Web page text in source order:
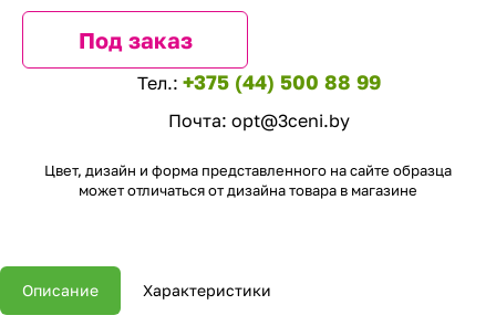
Под заказ
Тел.: +375 (44) 500 88 99
Почта: opt@3ceni.by
Цвет, дизайн и форма представленного на сайте образца
может отличаться от дизайна товара в магазине
Описание Характеристики